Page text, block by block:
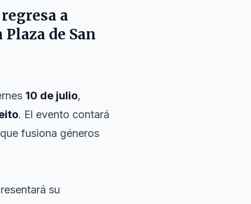
a
de San
10 de julio,
. El evento contará
fusiona géneros
su